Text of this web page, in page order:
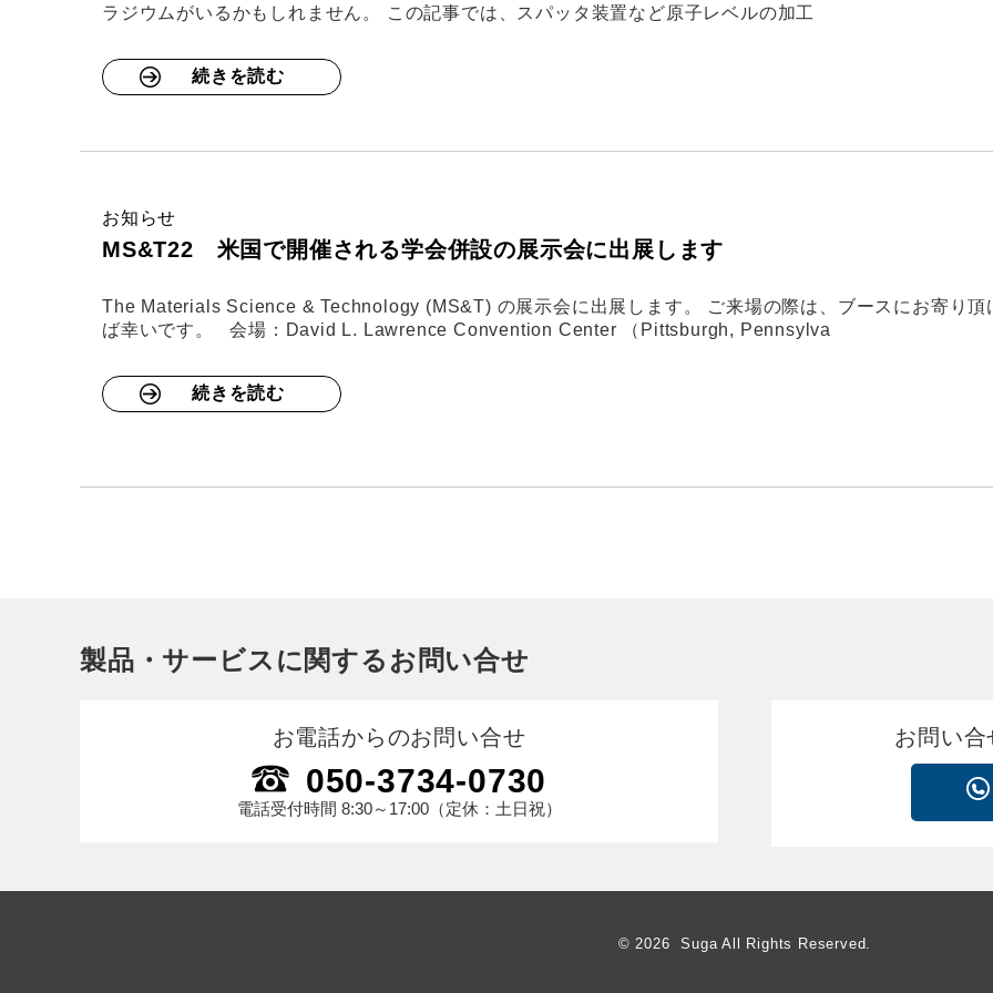
ラジウムがいるかもしれません。 この記事では、スパッタ装置など原子レベルの加工
続きを読む
お知らせ
MS&T22 米国で開催される学会併設の展示会に出展します
The Materials Science & Technology (MS&T) の展示会に出展します。 ご来場の際は、ブースにお寄り頂
ば幸いです。 会場：David L. Lawrence Convention Center （Pittsburgh, Pennsylva
続きを読む
製品・サービスに関するお問い合せ
お電話からのお問い合せ
050-3734-0730
電話受付時間 8:30～17:00（定休：土日祝）
お問い
© 2026 Suga All Rights Reserved.